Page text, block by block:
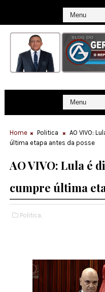
Home Politica
AO VIVO:
última etapa antes da posse
AO VIVO: Lula é
cumpre última
Politica,